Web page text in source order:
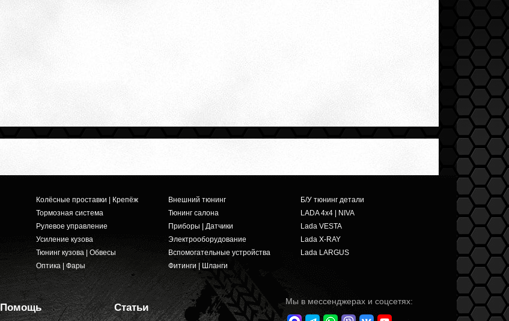
Колёсные проставки | Крепёж
Тормозная система
Рулевое управление
Усиление кузова
Тюнинг кузова | Обвесы
Оптика | Фары
Внешний тюнинг
Тюнинг салона
Приборы | Датчики
Электрооборудование
Вспомогательные устройства
Фитинги | Шланги
Б/У тюнинг детали
LADA 4x4 | NIVA
Lada VESTA
Lada X-RAY
Lada LARGUS
Помощь Статьи
Мы в мессенджерах и соцсетях: